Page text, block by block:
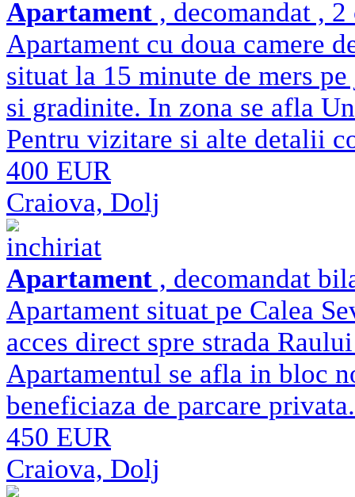
Apartament , decomandat ,
Apartament cu doua camere
situat la 15 minute de mers
si gradinite. In zona se afla
Pentru vizitare si alte detalii
400 EUR
Craiova, Dolj
inchiriat
Apartament , decomandat
Apartament situat pe Calea
acces direct spre strada
Apartamentul se afla in bloc
beneficiaza de parcare
450 EUR
Craiova, Dolj